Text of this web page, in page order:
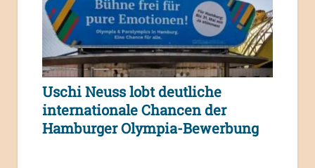
Uschi Neuss lobt deutliche
internationale Chancen der
Hamburger Olympia-Bewerbung